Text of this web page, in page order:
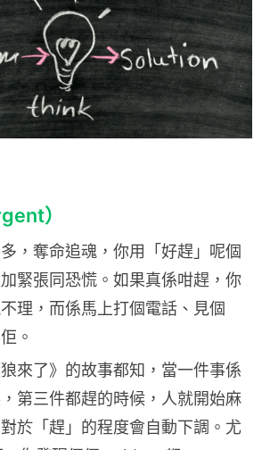
）
，奪命追魂，你用「好趕」呢個
緊張同恐慌。如果真係咁趕，你
理，而係馬上打個電話、見個
。
來了》的故事都知，當一件事係
第三件都趕的時候，人就開始麻
於「趕」的程度會自動下調。尤